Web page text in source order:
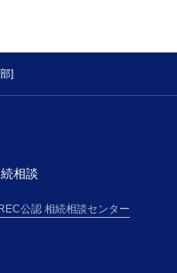
者の定めるその他の手続
)を行ない、氏名・住所
て、正確且つ最新の情報
]
相談
公認 相続相談センター